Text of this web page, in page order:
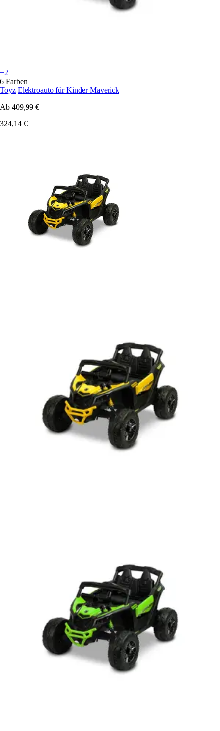
+2
6 Farben
Toyz Elektroauto für Kinder Maverick
Ab 409,99 €
324,14 €